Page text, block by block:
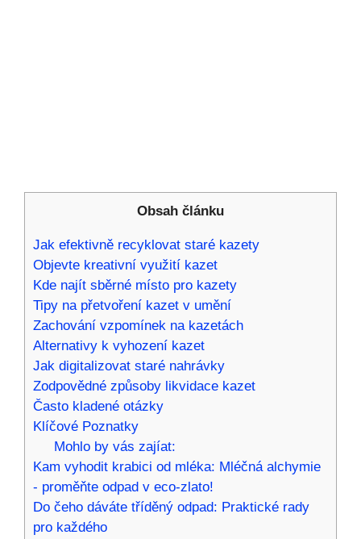
Obsah článku
Jak efektivně recyklovat staré kazety
Objevte kreativní využití kazet
Kde najít sběrné místo pro kazety
Tipy na přetvoření kazet v umění
Zachování vzpomínek na kazetách
Alternativy k vyhození kazet
Jak digitalizovat staré nahrávky
Zodpovědné způsoby likvidace kazet
Často kladené otázky
Klíčové Poznatky
Mohlo by vás zajíat:
Kam vyhodit krabici od mléka: Mléčná alchymie
- proměňte odpad v eco-zlato!
Do čeho dáváte tříděný odpad: Praktické rady
pro každého